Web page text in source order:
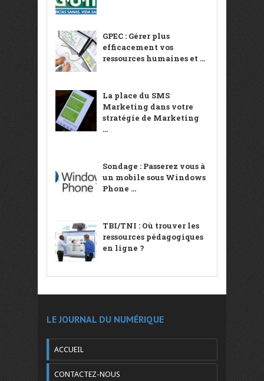
GPEC : Gérer plus
efficacement vos
ressources humaines et ...
La place du SMS
Marketing dans votre
stratégie de Marketing
...
Sondage : Passerez vous à
un mobile sous Windows
Phone ...
TBI/TNI : Où trouver les
ressources pédagogiques
en ligne ?
LE JOURNAL DU NUMÉRIQUE
ACCUEIL
CONTACTEZ-NOUS